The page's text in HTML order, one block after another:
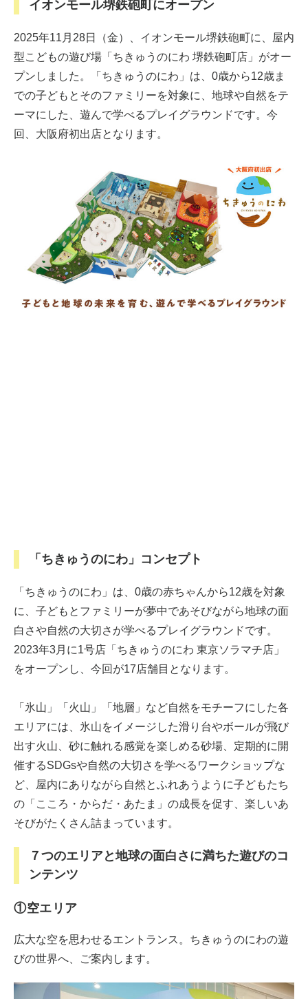
イオンモール堺鉄砲町にオープン
2025年11月28日（金）、イオンモール堺鉄砲町に、屋内
型こどもの遊び場「ちきゅうのにわ 堺鉄砲町店」がオー
プンしました。「ちきゅうのにわ」は、0歳から12歳ま
での子どもとそのファミリーを対象に、地球や自然をテ
ーマにした、遊んで学べるプレイグラウンドです。今
回、大阪府初出店となります。
「ちきゅうのにわ」コンセプト
「ちきゅうのにわ」は、0歳の赤ちゃんから12歳を対象
に、子どもとファミリーが夢中であそびながら地球の面
白さや自然の大切さが学べるプレイグラウンドです。
2023年3月に1号店「ちきゅうのにわ 東京ソラマチ店」
をオープンし、今回が17店舗目となります。
「氷山」「火山」「地層」など自然をモチーフにした各
エリアには、氷山をイメージした滑り台やボールが飛び
出す火山、砂に触れる感覚を楽しめる砂場、定期的に開
催するSDGsや自然の大切さを学べるワークショップな
ど、屋内にありながら自然とふれあうように子どもたち
の「こころ・からだ・あたま」の成長を促す、楽しいあ
そびがたくさん詰まっています。
７つのエリアと地球の面白さに満ちた遊びのコ
ンテンツ
①空エリア
広大な空を思わせるエントランス。ちきゅうのにわの遊
びの世界へ、ご案内します。